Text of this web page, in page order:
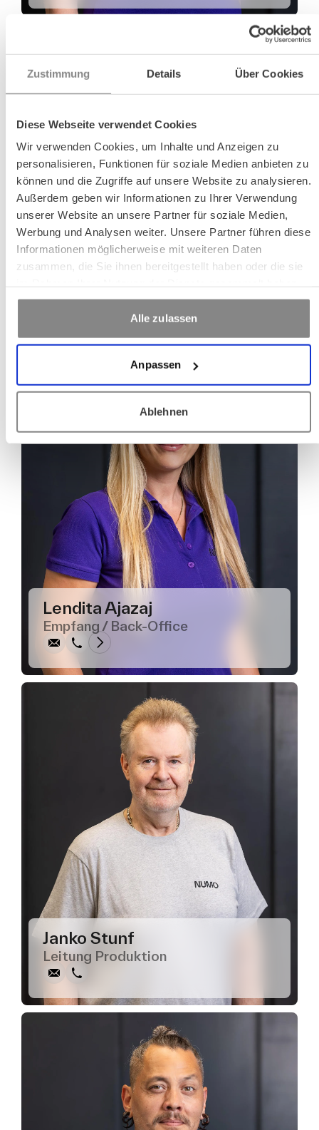
Zustimmung Details Über Cookies
Diese Webseite verwendet Cookies
Wir verwenden Cookies, um Inhalte und Anzeigen zu
personalisieren, Funktionen für soziale Medien anbieten zu
können und die Zugriffe auf unsere Website zu analysieren.
Außerdem geben wir Informationen zu Ihrer Verwendung
unserer Website an unsere Partner für soziale Medien,
Werbung und Analysen weiter. Unsere Partner führen diese
Informationen möglicherweise mit weiteren Daten
zusammen, die Sie ihnen bereitgestellt haben oder die sie
Alle zulassen
Anpassen
Ablehnen
Bojana Hoffmann
Empfang / Back-Office
Schreiben Kopieren
Anrufen Kopieren
Lendita Ajazaj
Empfang / Back-Office
SchreibenKopieren
AnrufenKopieren
Janko Stunf
Leitung Produktion
SchreibenKopieren
AnrufenKopieren